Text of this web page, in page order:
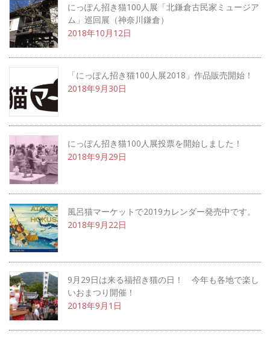
にっぽん招き猫100人展「北鎌倉古民家ミュージア
ム」巡回展（神奈川鎌倉）
2018年10月12日
「にっぽん招き猫100人展2018」作品販売開始！
2018年9月30日
にっぽん招き猫100人展投票を開始しました！
2018年9月29日
風呂猫マーケットで2019カレンダー発売中です。
2018年9月22日
9月29日は来る福招き猫の日！ 今年も各地で楽し
いおまつり開催！
2018年9月1日